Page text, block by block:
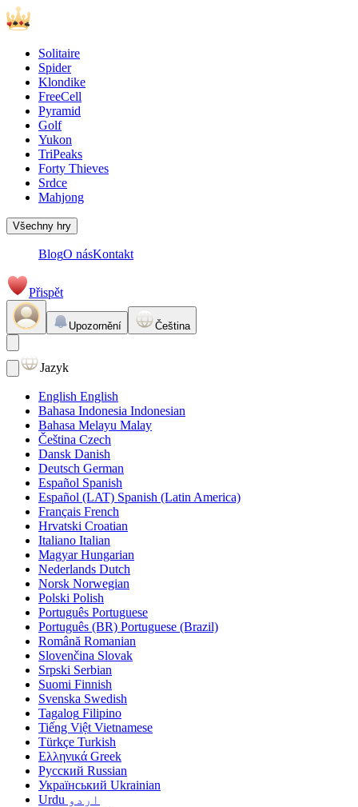
Solitaire
Spider
Klondike
FreeCell
Pyramid
Golf
Yukon
TriPeaks
Forty Thieves
Srdce
Mahjong
Všechny hry
BlogO násKontakt
Přispět
Upozornění Čeština
Jazyk
English English
Bahasa Indonesia Indonesian
Bahasa Melayu Malay
Čeština Czech
Dansk Danish
Deutsch German
Español Spanish
Español (LAT) Spanish (Latin America)
Français French
Hrvatski Croatian
Italiano Italian
Magyar Hungarian
Nederlands Dutch
Norsk Norwegian
Polski Polish
Português Portuguese
Português (BR) Portuguese (Brazil)
Română Romanian
Slovenčina Slovak
Srpski Serbian
Suomi Finnish
Svenska Swedish
Tagalog Filipino
Tiếng Việt Vietnamese
Türkçe Turkish
Ελληνικά Greek
Русский Russian
Український Ukrainian
اردو Urdu